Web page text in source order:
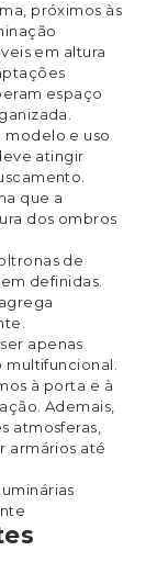
próximos às
em altura
espaço
modelo e uso
atingir
que a
dos ombros
de
definidas.
apenas
à porta e à
Ademais,
atmosferas,
armários até